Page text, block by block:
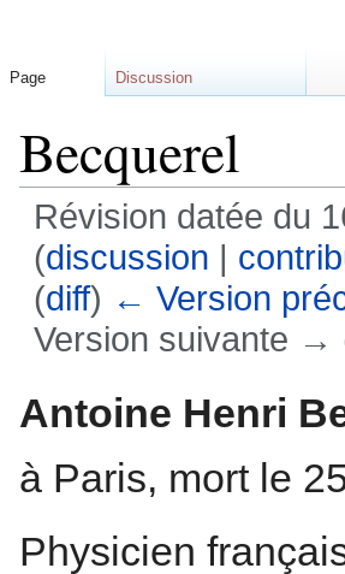
Becquerel
Révision datée du
(discussion |
(diff) ← Version
Version suivante →
Antoine Henri
à Paris, mort le
Physicien
Page Discussion